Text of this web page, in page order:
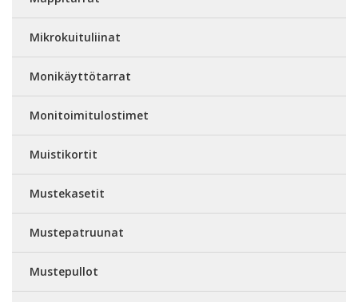
Mikrokuituliinat
Monikäyttötarrat
Monitoimitulostimet
Muistikortit
Mustekasetit
Mustepatruunat
Mustepullot